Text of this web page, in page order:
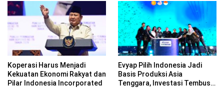
Koperasi Harus Menjadi
Kekuatan Ekonomi Rakyat dan
Pilar Indonesia Incorporated
Evyap Pilih Indonesia Jadi
Basis Produksi Asia
Tenggara, Investasi Tembus